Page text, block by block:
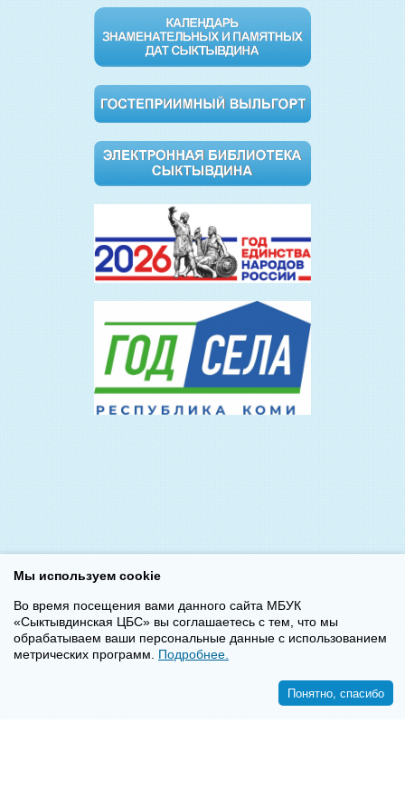
Мы используем cookie
Во время посещения вами данного сайта МБУК
«Сыктывдинская ЦБС» вы соглашаетесь с тем, что мы
обрабатываем ваши персональные данные с использованием
метрических программ. Подробнее.
Понятно, спасибо